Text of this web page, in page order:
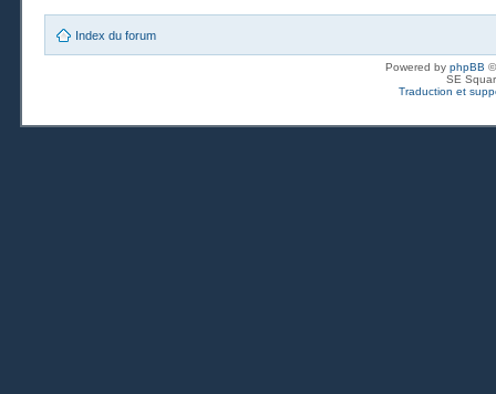
Index du forum
Powered by phpBB
SE
Traduction et